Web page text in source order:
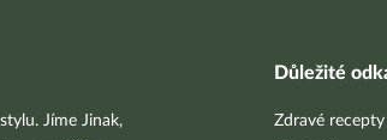
Jíme Jinak,
Důležité
Zdravé recepty